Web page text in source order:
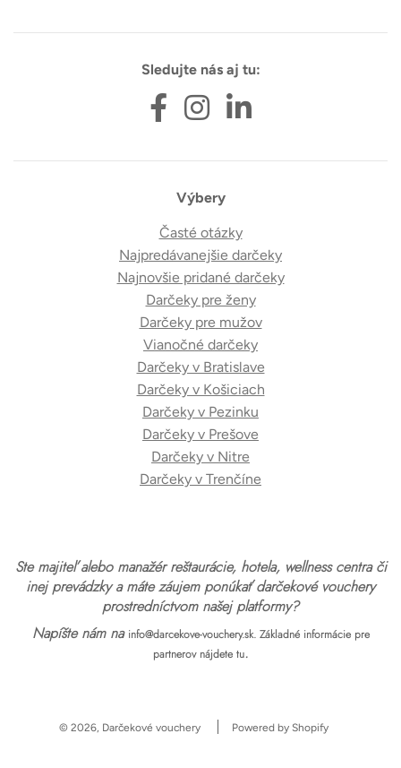
Sledujte nás aj tu:
Výbery
Časté otázky
Najpredávanejšie darčeky
Najnovšie pridané darčeky
Darčeky pre ženy
Darčeky pre mužov
Vianočné darčeky
Darčeky v Bratislave
Darčeky v Košiciach
Darčeky v Pezinku
Darčeky v Prešove
Darčeky v Nitre
Darčeky v Trenčíne
Ste majiteľ alebo manažér reštaurácie, hotela, wellness centra či
inej prevádzky a máte záujem ponúkať darčekové vouchery
prostredníctvom našej platformy?
Napíšte nám na info@darcekove-vouchery.sk. Základné informácie pre
partnerov nájdete tu.
© 2026, Darčekové vouchery Powered by Shopify